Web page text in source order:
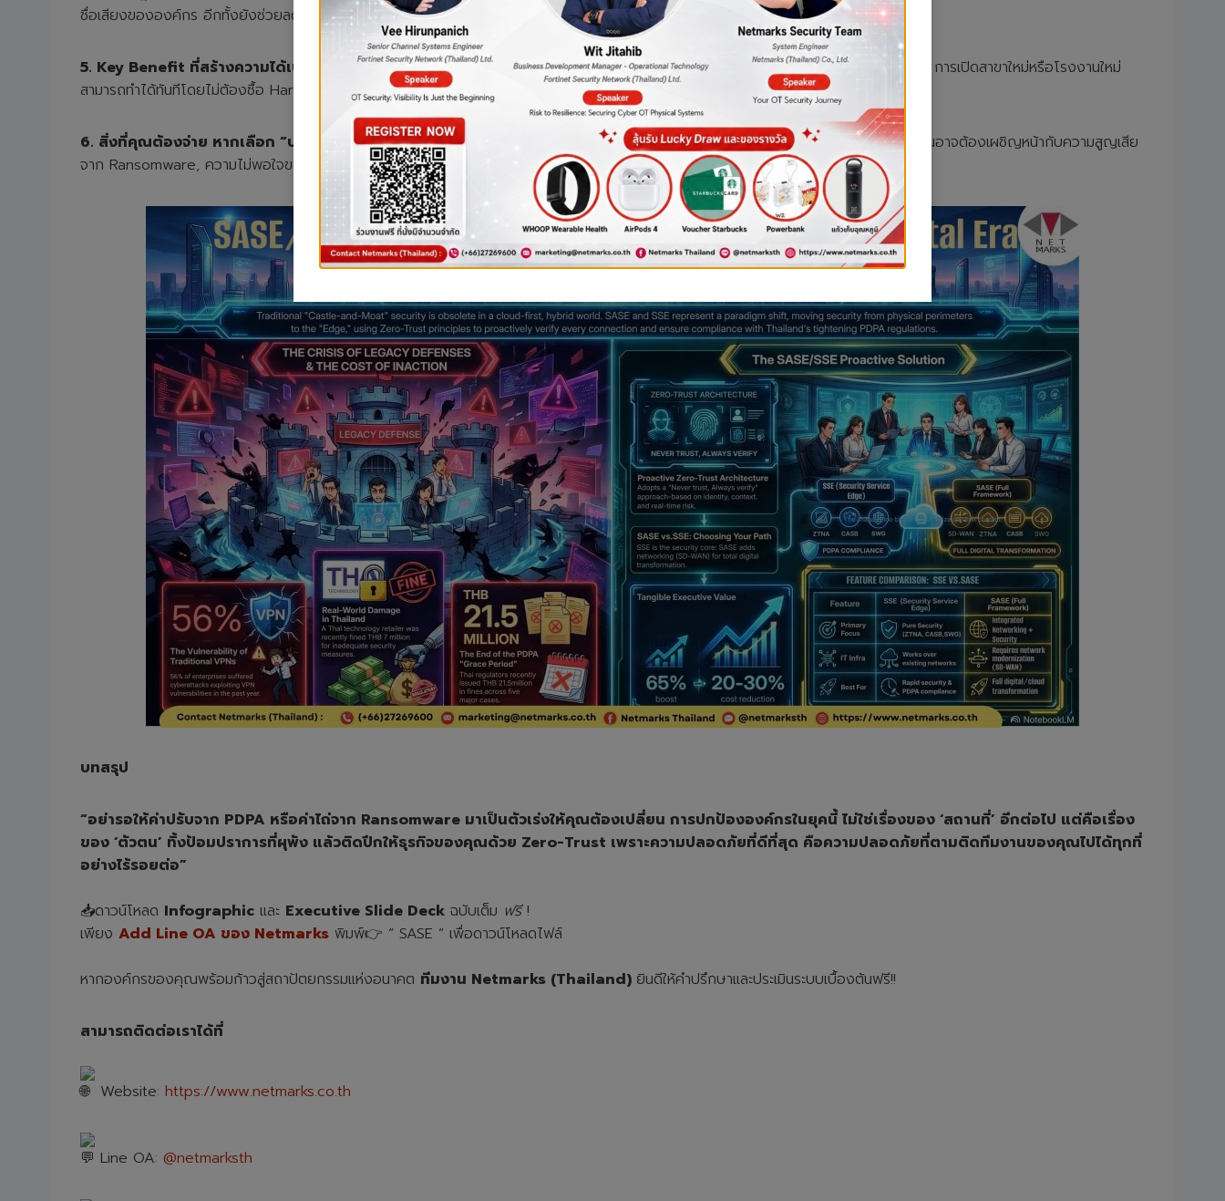
ชื่อเสียงขององค์กร อีกทั้งยังช่วยลด TCO (Total Cost of Ownership) ด้าน IT ลงได้ถึง 20-30% ในระยะยาว
5. Key Benefit ที่สร้างความได้เปรียบทางธุรกิจองค์กรจะได้ความคล่องตัว (Agility) ขั้นสุด พนักงานทำงานได้อย่างปลอดภัยจากทุกมุมโลก การเปิดสาขาใหม่หรือโรงงานใหม่
สามารถทำได้ทันทีโดยไม่ต้องซื้อ Hardware Security ราคาแพงไปติดตั้งทุกที่
6. สิ่งที่คุณต้องจ่าย หากเลือก “ประหยัด” ไปใช้วิธีเดิมๆการไม่ลงทุนใน SASE วันนี้ คือการสะสม “หนี้ทางเทคโนโลยี” (Technical Debt) คุณอาจต้องเผชิญหน้ากับความสูญเสีย
จาก Ransomware, ความไม่พอใจของพนักงานจากระบบที่ล่าช้า และสูญเสียความน่าเชื่อถือหากข้อมูลลูกค้าหลุดรอดออกไป
บทสรุป
“อย่ารอให้ค่าปรับจาก PDPA หรือค่าไถ่จาก Ransomware มาเป็นตัวเร่งให้คุณต้องเปลี่ยน การปกป้ององค์กรในยุคนี้ ไม่ใช่เรื่องของ ‘สถานที่’ อีกต่อไป แต่คือเรื่อง
ของ ‘ตัวตน’ ทิ้งป้อมปราการที่ผุพัง แล้วติดปีกให้ธุรกิจของคุณด้วย Zero-Trust เพราะความปลอดภัยที่ดีที่สุด คือความปลอดภัยที่ตามติดทีมงานของคุณไปได้ทุกที่
อย่างไร้รอยต่อ”
📥ดาวน์โหลด Infographic และ Executive Slide Deck ฉบับเต็ม ฟรี!
เพียง Add Line OA ของ Netmarks พิมพ์👉 ” SASE ” เพื่อดาวน์โหลดไฟล์
หากองค์กรของคุณพร้อมก้าวสู่สถาปัตยกรรมแห่งอนาคต ทีมงาน Netmarks (Thailand) ยินดีให้คำปรึกษาและประเมินระบบเบื้องต้นฟรี!!
สามารถติดต่อเราได้ที่
Website: https://www.netmarks.co.th
Line OA: @netmarksth